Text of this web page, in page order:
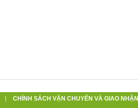
CHÍNH SÁCH VẬN CHUYỂN VÀ GIAO NHẬN